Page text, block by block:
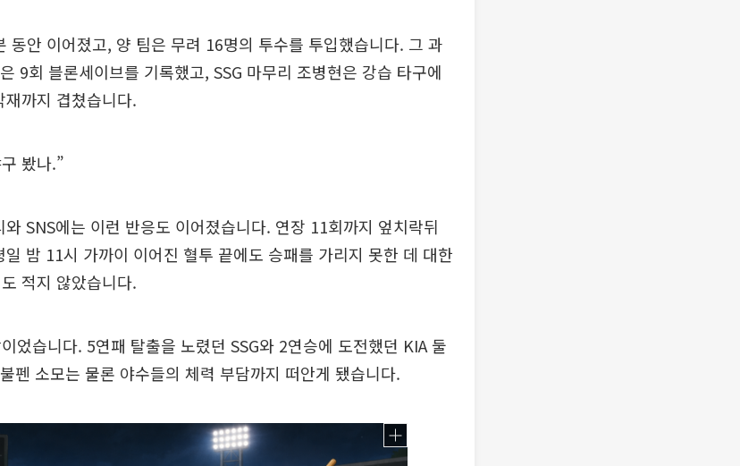
동안 이어졌고, 양 팀은 무려 16명의 투수를 투입했습니다. 그 과
9회 블론세이브를 기록했고, SSG 마무리 조병현은 강습 타구에
까지 겹쳤습니다.
봤나.”
SNS에는 이런 반응도 이어졌습니다. 연장 11회까지 엎치락뒤
밤 11시 가까이 이어진 혈투 끝에도 승패를 가리지 못한 데 대한
적지 않았습니다.
었습니다. 5연패 탈출을 노렸던 SSG와 2연승에 도전했던 KIA 둘
펜 소모는 물론 야수들의 체력 부담까지 떠안게 됐습니다.